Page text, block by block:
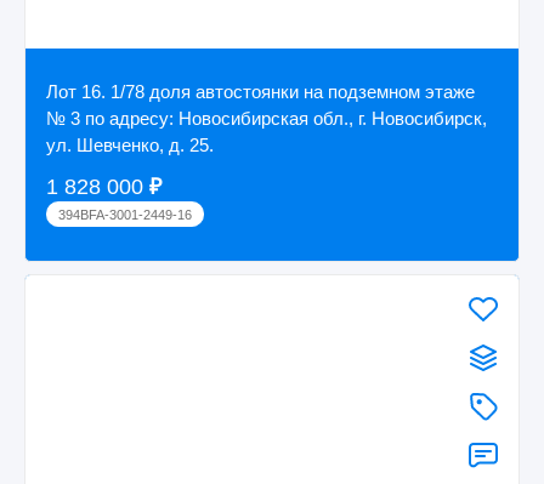
Лот 16. 1/78 доля автостоянки на подземном этаже
№ 3 по адресу: Новосибирская обл., г. Новосибирск,
ул. Шевченко, д. 25.
1 828 000 ₽
394BFA-3001-2449-16